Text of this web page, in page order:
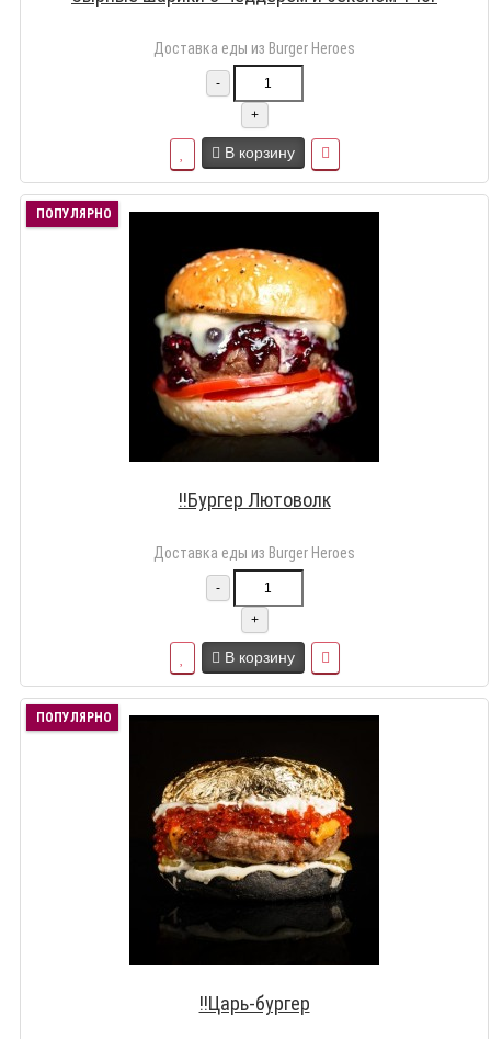
Доставка еды из Burger Heroes
-
+
В корзину
ПОПУЛЯРНО
!!Бургер Лютоволк
Доставка еды из Burger Heroes
-
+
В корзину
ПОПУЛЯРНО
!!Царь-бургер